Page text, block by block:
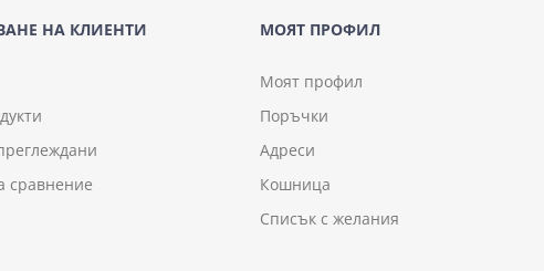
НА КЛИЕНТИ
сравнение
МОЯТ ПРОФИЛ
Моят профил
Поръчки
Адреси
Кошница
Списък с желания